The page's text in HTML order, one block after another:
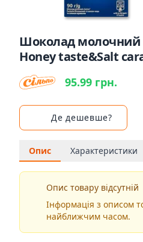
Шоколад молочний
Honey taste&Salt
95.99 грн.
Де дешевше?
Опис Характеристики
Опис товару відсутній
Інформація з описом
найближчим часом.